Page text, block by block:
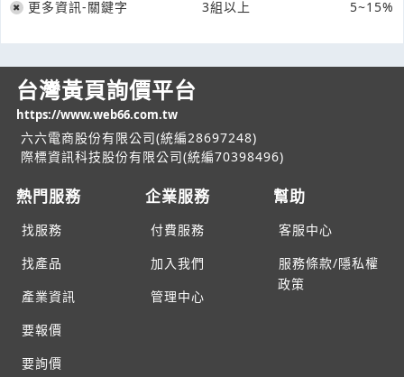
更多資訊-關鍵字
3組以上 5~15%
台灣黃頁詢價平台
https://www.web66.com.tw
六六電商股份有限公司(統編28697248)
際標資訊科技股份有限公司(統編70398496)
熱門服務
找服務
找產品
產業資訊
要報價
要詢價
企業服務
付費服務
加入我們
管理中心
幫助
客服中心
服務條款/隱私權
政策